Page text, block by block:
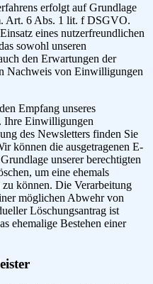
erfolgt auf Grundlage
Art. 6 Abs. 1 lit. f DSGVO.
eines nutzerfreundlichen
sowohl unseren
den Erwartungen der
Nachweis von Einwilligungen
Empfang unseres
Ihre Einwilligungen
des Newsletters finden Sie
können die ausgetragenen E-
unserer berechtigten
um eine ehemals
können. Die Verarbeitung
möglichen Abwehr von
Löschungsantrag ist
ehemalige Bestehen einer